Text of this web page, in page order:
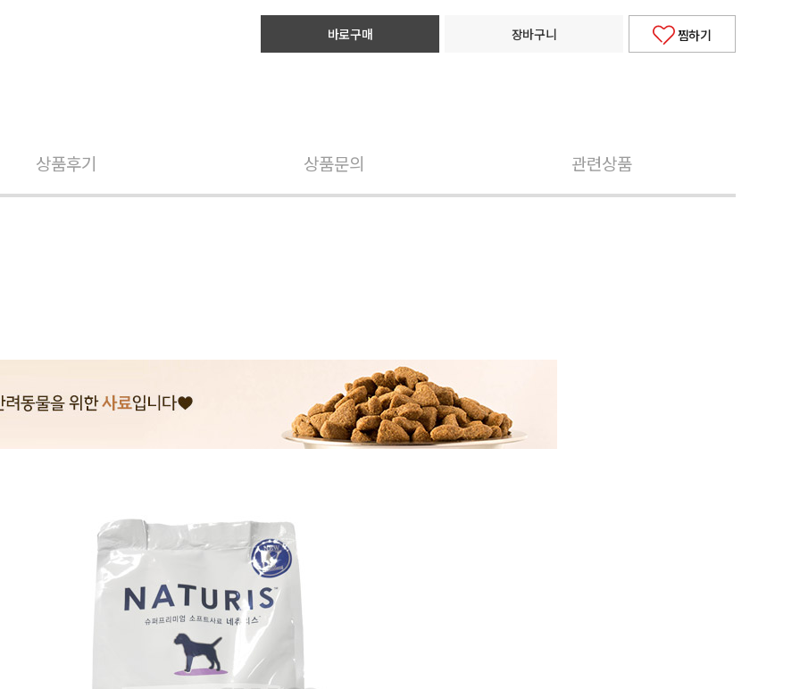
바로구매 장바구니 찜하기
상품후기 상품문의 관련상품